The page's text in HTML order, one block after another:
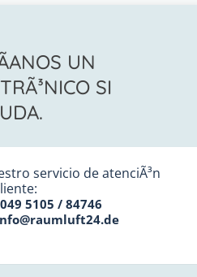
UN
SI
servicio de atenciÃ³n
5105 / 84746